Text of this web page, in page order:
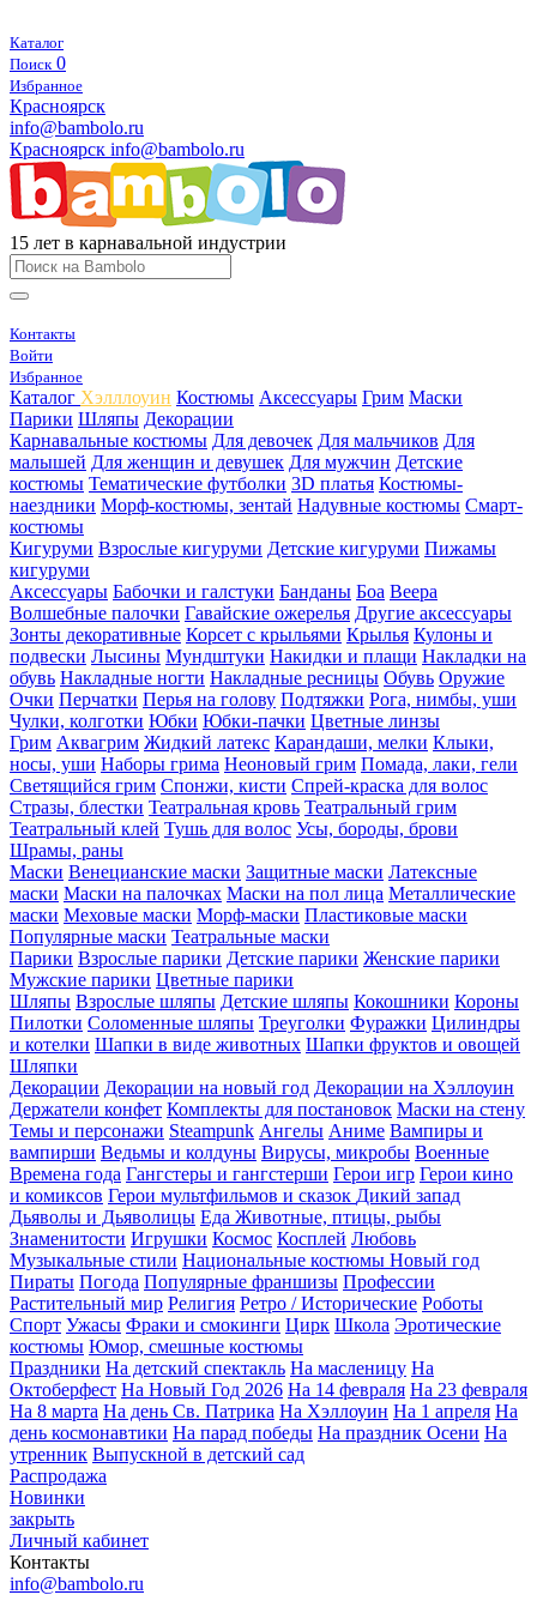
Каталог
Поиск 0
Избранное
Красноярск
info@bambolo.ru
Красноярск info@bambolo.ru
15 лет в карнавальной индустрии
Контакты
Войти
Избранное
Каталог Хэлллоуин Костюмы Аксессуары Грим Маски
Парики Шляпы Декорации
Карнавальные костюмы Для девочек Для мальчиков Для
малышей Для женщин и девушек Для мужчин Детские
костюмы Тематические футболки 3D платья Костюмы-
наездники Морф-костюмы, зентай Надувные костюмы Смарт-
костюмы
Кигуруми Взрослые кигуруми Детские кигуруми Пижамы
кигуруми
Аксессуары Бабочки и галстуки Банданы Боа Веера
Волшебные палочки Гавайские ожерелья Другие аксессуары
Зонты декоративные Корсет с крыльями Крылья Кулоны и
подвески Лысины Мундштуки Накидки и плащи Накладки на
обувь Накладные ногти Накладные ресницы Обувь Оружие
Очки Перчатки Перья на голову Подтяжки Рога, нимбы, уши
Чулки, колготки Юбки Юбки-пачки Цветные линзы
Грим Аквагрим Жидкий латекс Карандаши, мелки Клыки,
носы, уши Наборы грима Неоновый грим Помада, лаки, гели
Светящийся грим Спонжи, кисти Спрей-краска для волос
Стразы, блестки Театральная кровь Театральный грим
Театральный клей Тушь для волос Усы, бороды, брови
Шрамы, раны
Маски Венецианские маски Защитные маски Латексные
маски Маски на палочках Маски на пол лица Металлические
маски Меховые маски Морф-маски Пластиковые маски
Популярные маски Театральные маски
Парики Взрослые парики Детские парики Женские парики
Мужские парики Цветные парики
Шляпы Взрослые шляпы Детские шляпы Кокошники Короны
Пилотки Соломенные шляпы Треуголки Фуражки Цилиндры
и котелки Шапки в виде животных Шапки фруктов и овощей
Шляпки
Декорации Декорации на новый год Декорации на Хэллоуин
Держатели конфет Комплекты для постановок Маски на стену
Темы и персонажи Steampunk Ангелы Аниме Вампиры и
вампирши Ведьмы и колдуны Вирусы, микробы Военные
Времена года Гангстеры и гангстерши Герои игр Герои кино
и комиксов Герои мультфильмов и сказок Дикий запад
Дьяволы и Дьяволицы Еда Животные, птицы, рыбы
Знаменитости Игрушки Космос Косплей Любовь
Музыкальные стили Национальные костюмы Новый год
Пираты Погода Популярные франшизы Профессии
Растительный мир Религия Ретро / Исторические Роботы
Спорт Ужасы Фраки и смокинги Цирк Школа Эротические
костюмы Юмор, смешные костюмы
Праздники На детский спектакль На масленицу На
Октоберфест На Новый Год 2026 На 14 февраля На 23 февраля
На 8 марта На день Св. Патрика На Хэллоуин На 1 апреля На
день космонавтики На парад победы На праздник Осени На
утренник Выпускной в детский сад
Распродажа
Новинки
закрыть
Личный кабинет
Контакты
info@bambolo.ru